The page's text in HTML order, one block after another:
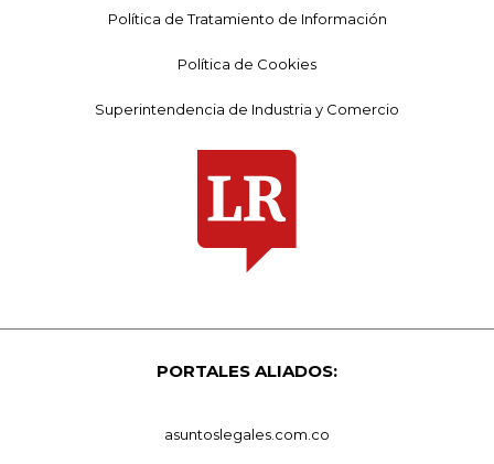
Política de Tratamiento de Información
Política de Cookies
Superintendencia de Industria y Comercio
PORTALES ALIADOS:
asuntoslegales.com.co